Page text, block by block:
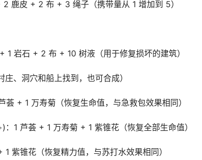
鹿皮 + 2 布 + 3 绳子（携带量从 1 增加到 5）
岩石 + 2 布 + 10 树液（用于修复损坏的建筑）
、洞穴和船上找到，也可合成）
+ 1 万寿菊（恢复生命值，与急救包效果相同）
1 芦荟 + 1 万寿菊 + 1 紫锥花（恢复全部生命值）
紫锥花（恢复精力值，与苏打水效果相同）